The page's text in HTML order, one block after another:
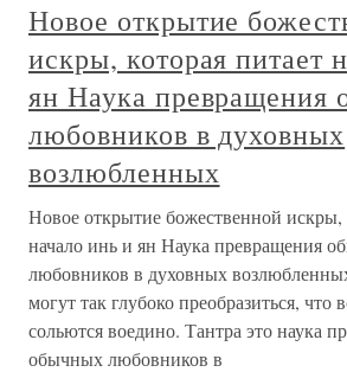
Новое открытие
искры, которая питает
ян Наука превращения
любовников в духовных
возлюбленных
Новое открытие божественной искры,
начало инь и ян Наука превращения
любовников в духовных
могут так глубоко преобразиться, что
сольются воедино. Тантра это наука
обычных любовников в